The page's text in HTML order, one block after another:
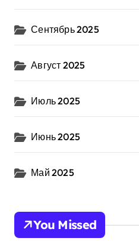
Сентябрь 2025
Август 2025
Июль 2025
Июнь 2025
Май 2025
You Missed